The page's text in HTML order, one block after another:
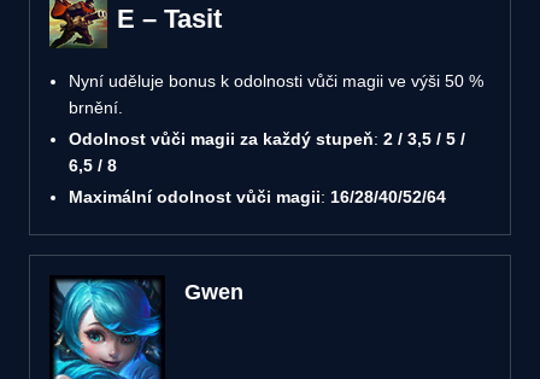
E – Tasit
Nyní uděluje bonus k odolnosti vůči magii ve výši 50 %
brnění.
Odolnost vůči magii za každý stupeň: 2 / 3,5 / 5 /
6,5 / 8
Maximální odolnost vůči magii: 16/28/40/52/64
Gwen